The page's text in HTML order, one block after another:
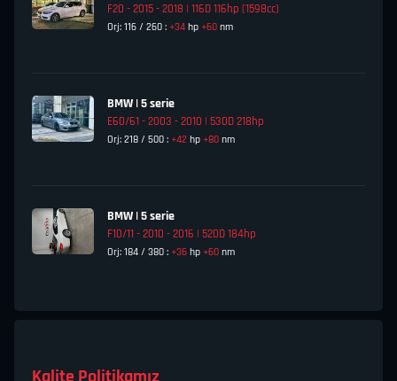
F20 - 2015 - 2018 | 116D 116hp (1598cc)
Orj: 116 / 260 : +34 hp +60 nm
BMW | 5 serie
E60/61 - 2003 - 2010 | 530D 218hp
Orj: 218 / 500 : +42 hp +80 nm
BMW | 5 serie
F10/11 - 2010 - 2016 | 520D 184hp
Orj: 184 / 380 : +36 hp +60 nm
Kalite Politikamız